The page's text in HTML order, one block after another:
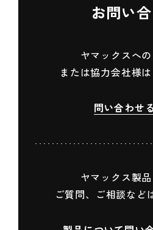
お問い
ヤマックスへの
または協力会社様は
問い合わせる
ヤマックス製
ご質問、ご相談など